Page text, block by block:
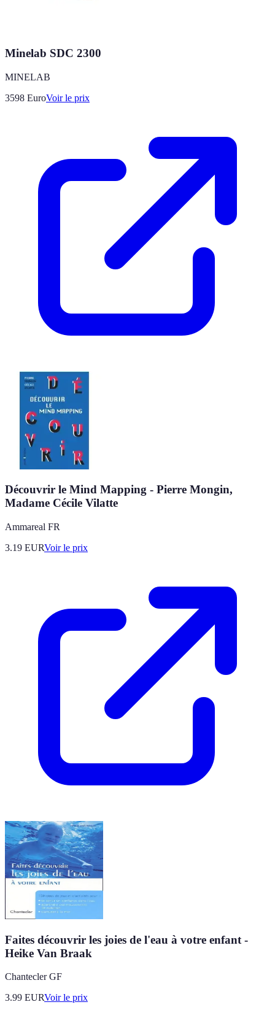
Minelab SDC 2300
MINELAB
3598 EuroVoir le prix
Découvrir le Mind Mapping - Pierre Mongin,
Madame Cécile Vilatte
Ammareal FR
3.19 EURVoir le prix
Faites découvrir les joies de l'eau à votre enfant -
Heike Van Braak
Chantecler GF
3.99 EURVoir le prix